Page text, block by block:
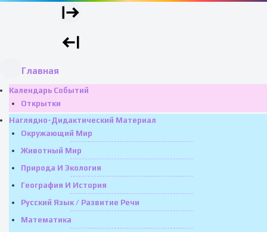
Главная
Календарь Событий
Открытки
Наглядно-Дидактический Материал
Окружающий Мир
Животный Мир
Природа И Экология
География И История
Русский Язык / Развитие Речи
Математика